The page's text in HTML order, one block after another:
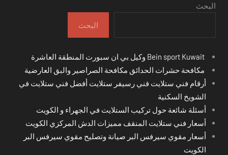
البحث
البحث
مكافحة حشرات الحدائق مكافحة الصراصير والبق العارضية
أرقام فني ستلايت فني رسيفر ستلايت أفضل فني ستلايت في
الشويخ السكنية
أسئلة شائعة حول تركيب الستلايت في الجهراء و الكويت
أسعار فني ستلايت المنقف مميزات الدش المركزي الكويت
أسعار مقوي سيرفس البر صيانة وتصليح مقوي سيرفس البر
الكويت